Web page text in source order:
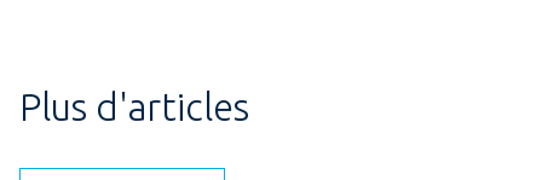
Plus d'articles